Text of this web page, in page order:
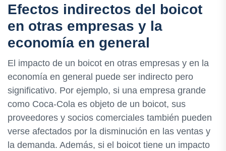
Efectos indirectos del boicot
en otras empresas y la
economía en general
El impacto de un boicot en otras empresas y en la
economía en general puede ser indirecto pero
significativo. Por ejemplo, si una empresa grande
como Coca-Cola es objeto de un boicot, sus
proveedores y socios comerciales también pueden
verse afectados por la disminución en las ventas y
la demanda. Además, si el boicot tiene un impacto